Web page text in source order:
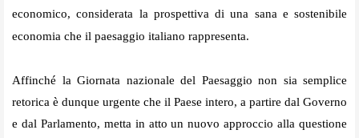
economico, considerata la prospettiva di una sana e sostenibile
economia che il paesaggio italiano rappresenta.
Affinché la Giornata nazionale del Paesaggio non sia semplice
retorica è dunque urgente che il Paese intero, a partire dal Governo
e dal Parlamento, metta in atto un nuovo approccio alla questione